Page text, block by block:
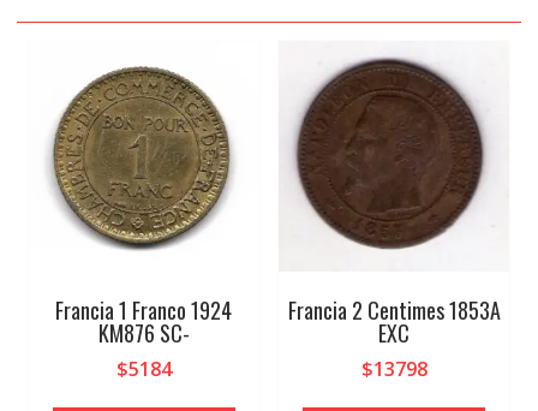
Francia 1 Franco 1924
KM876 SC-
$5184
Francia 2 Centimes 1853A
EXC
$13798